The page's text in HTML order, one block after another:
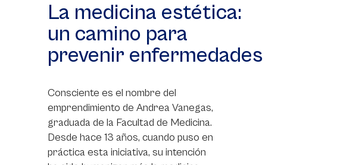
La medicina estética:
un camino para
prevenir enfermedades
Consciente es el nombre del
emprendimiento de Andrea Vanegas,
graduada de la Facultad de Medicina.
Desde hace 13 años, cuando puso en
práctica esta iniciativa, su intención